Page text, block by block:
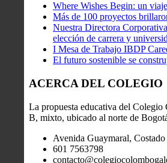
Where Wishes Begin: un
Más de 100 proyectos
Nuestra Directora
elección de carrera y
I Mesa de Trabajo IBDP
El futuro sostenible se
ACERCA DEL COLEGIO
La propuesta educativa del
B, mixto, ubicado al norte de
Avenida Guaymaral,
601 7563798